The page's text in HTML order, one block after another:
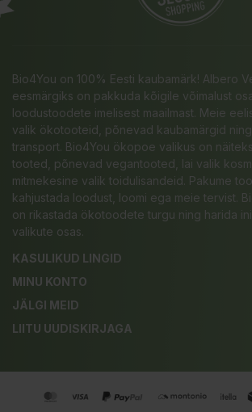
Bio4You on 100% Eesti kaubamärk! Albero
eesmärgiks on pakkuda kõigile võimalust
loodustoodete imelisest maailmast. Meie
valik ökotooteid, põnevad kaubamärgid
transport. Bio4You ökopoe valikus on
tooted, põnevad vegantooted, lai valik
mitmekesine valik toidulisandeid. Pakume
kahjustada loodust, loomi ega meie tervist.
on rikastada ökotoodete turgu ning harida
valikute osas.
KASULIKUD LINGID
MINU KONTO
JÄLGI MEID
LIITU UUDISKIRJAGA